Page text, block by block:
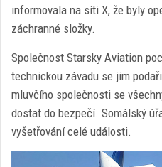
informovala na síti X, že byly
záchranné složky.
Společnost Starsky Aviation
technickou závadu se jim
mluvčího společnosti se
dostat do bezpečí. Somálský
vyšetřování celé události.